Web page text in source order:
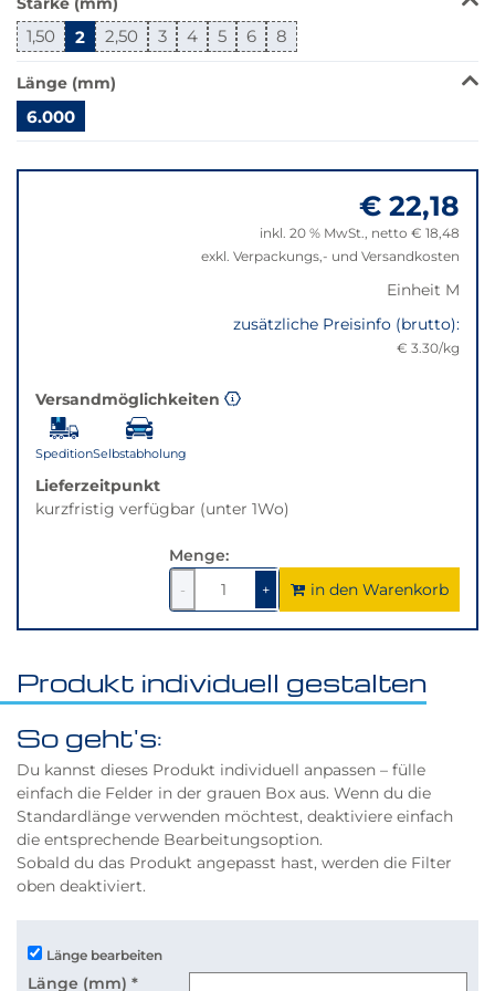
der
Filter
auf
die
beste
Alternative
in
1,50 2 2,50 3 4 5 6 8
Länge (mm)
6.000
zu
€ 22,18
inkl. 20 % MwSt., netto € 18,48
exkl. Verpackungs,- und Versandkosten
Einheit M
zusätzliche Preisinfo (brutto):
€ 3.30/kg
Versandmöglichkeiten
SpeditionSelbstabholung
Lieferzeitpunkt
kurzfristig verfügbar (unter 1Wo)
Menge:
-
1
verringern
+1um
1
erhöhen
in den Warenkorb
Produkt individuell gestalten
So geht's:
Du kannst dieses Produkt individuell anpassen – fülle
einfach die Felder in der grauen Box aus. Wenn du die
Standardlänge verwenden möchtest, deaktiviere einfach
die entsprechende Bearbeitungsoption.
Sobald du das Produkt angepasst hast, werden die Filter
oben deaktiviert.
Länge bearbeiten
Länge (mm) *